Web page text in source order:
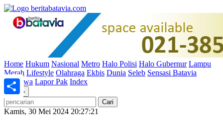
Home Hukum Nasional Metro Halo Polisi Halo Gubernur Lampu
Merah Lifestyle Olahraga Ekbis Dunia Seleb Sensasi Batavia
Peristiwa Lapor Pak Index
»
Kamis, 30 Mei 2024 20:27:21
Share